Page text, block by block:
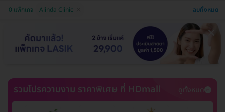
0 แพ็กเกจ Alinda Clinic ลบทั้งหมด
รวมโปรความงาม ราคาพิเศษ ที่ HDmall ดูทั้งหมด